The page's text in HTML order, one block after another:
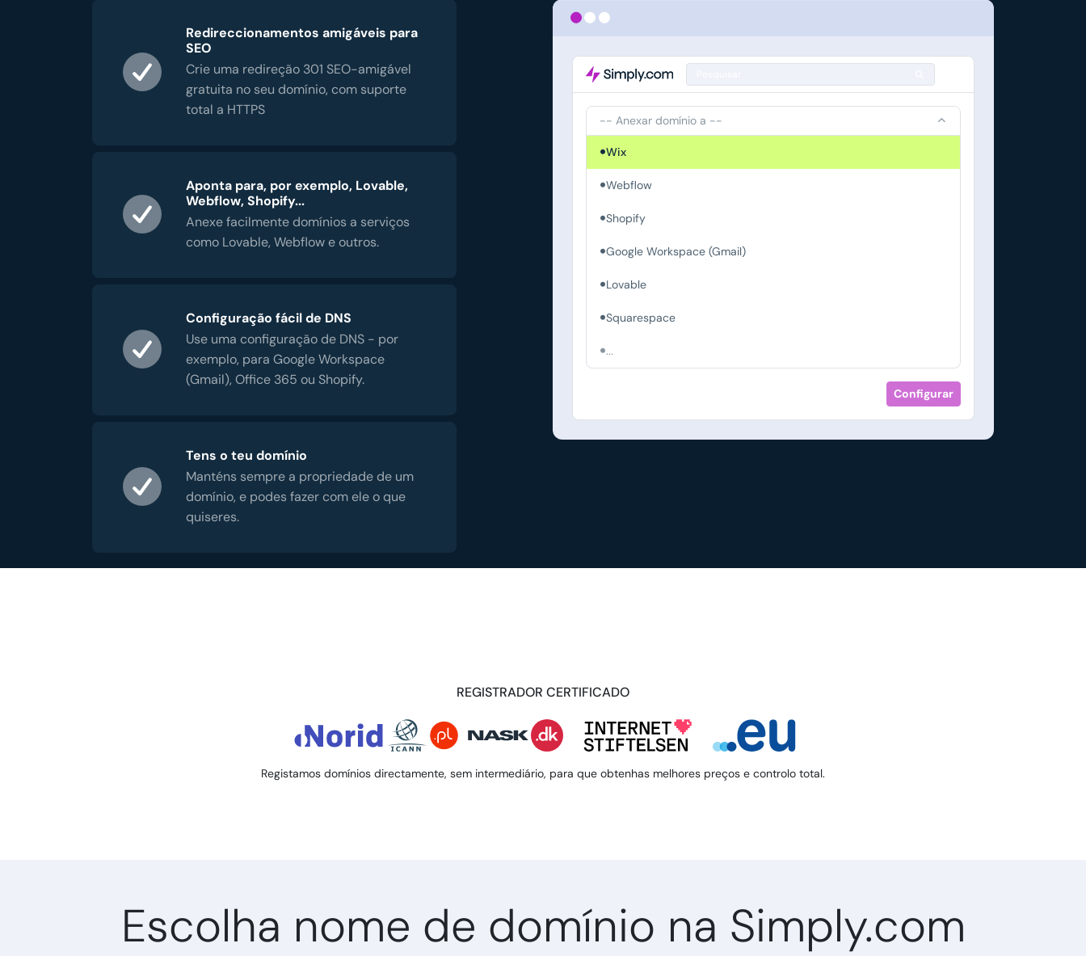
Redireccionamentos amigáveis para
SEO
Crie uma redireção 301 SEO-amigável
gratuita no seu domínio, com suporte
total a HTTPS
Aponta para, por exemplo, Lovable,
Webflow, Shopify...
Anexe facilmente domínios a serviços
como Lovable, Webflow e outros.
Configuração fácil de DNS
Use uma configuração de DNS - por
exemplo, para Google Workspace
(Gmail), Office 365 ou Shopify.
Tens o teu domínio
Manténs sempre a propriedade de um
domínio, e podes fazer com ele o que
quiseres.
-- Anexar domínio a --
Wix
Webflow
Shopify
Google Workspace (Gmail)
Lovable
Squarespace
...
Configurar
REGISTRADOR CERTIFICADO
Registamos domínios directamente, sem intermediário, para que obtenhas melhores preços e controlo total.
Escolha nome de domínio na Simply.com